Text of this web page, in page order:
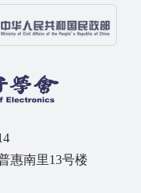
惠南里13号楼